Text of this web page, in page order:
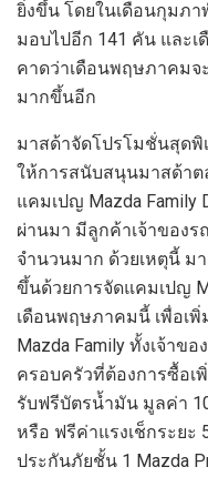
ยิ่งขึ้น โดยในเดือนกุมภา
มอบไปอีก 141 คัน และเ
คาดว่าเดือนพฤษภาคมจ
มากขึ้นอีก
มาสด้าจัดโปรโมชั่นสุดพิ
ให้การสนับสนุนมาสด้าต
แคมเปญ Mazda Family
ผ่านมา มีลูกค้าเจ้าของ
จำนวนมาก ด้วยเหตุนี้ ม
ขึ้นด้วยการจัดแคมเปญ
เดือนพฤษภาคมนี้ เพื่อเ
Mazda Family ทั้งเจ้าข
ครอบครัวที่ต้องการซื้อเ
รับฟรีบัตรน้ำมัน มูลค่า
หรือ ฟรีค่าแรงเช็กระยะ
ประกันภัยชั้น 1 Mazda